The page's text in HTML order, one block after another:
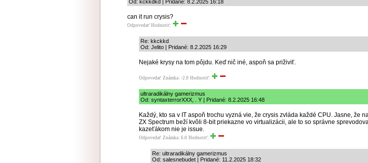
Od: kckkdkd | Pridané: 8.2.2025 16:18
can it run crysis?
Odpovedať Hodnotiť:
Re: kkckkd
Od: Jelito | Pridané: 8.2.2025 16:29
Nejaké krysy na tom pôjdu. Keď nič iné, aspoň sa priživiť.
Odpovedať Známka: -2.0 Hodnotiť:
ultraradikálny gamerizmus
Od: syntaxterrorXXX, . Y | Pridané: 8.2.2025 16:48
Každý, kto sa v IT aspoň trochu vyzná vie, že crysis zvláda každé CPU. Jasne, že
ZX Spectrum beží kvôli 8-bit priekazne vo virtualizácii, ale to so správne
kazeťákom nie je issue.
Odpovedať Známka: 6.0 Hodnotiť:
Re: ultraradikálny gamerizmus
Od: salesnebudet | Pridané: 11.2.2025 18:32